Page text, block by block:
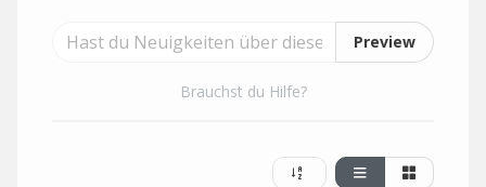
Preview
Brauchst du Hilfe?